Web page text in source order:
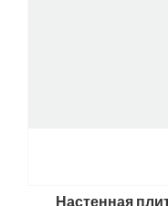
Настенная